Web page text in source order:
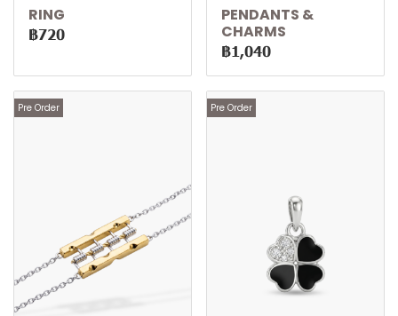
RING
฿720
PENDANTS &
CHARMS
฿1,040
Pre Order Pre Order